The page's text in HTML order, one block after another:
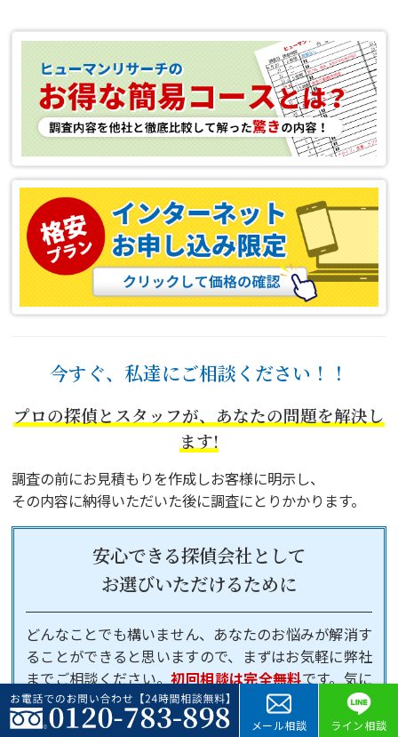
今すぐ、私達にご相談ください！！
プロの探偵とスタッフが、あなたの問題を解決し
ます!
調査の前にお見積もりを作成しお客様に明示し、
その内容に納得いただいた後に調査にとりかかります。
安心できる探偵会社として
お選びいただけるために
どんなことでも構いません、あなたのお悩みが解消す
ることができると思いますので、まずはお気軽に弊社
までご相談ください。初回相談は完全無料です。気に
なっていることをできるだけ早く解消して欲しいか
ら、まずはすぐ以下の番号からお電話ください。
メール相談 ライン相談